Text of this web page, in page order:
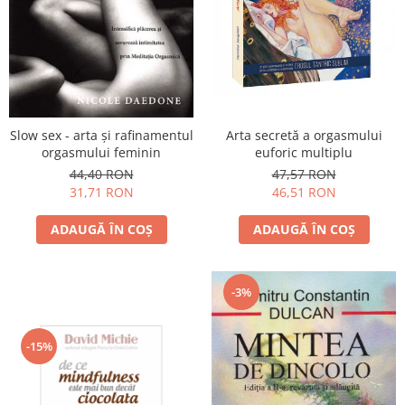
Astrologie
Știință
Seria Montauk
Seria Chico Xavier
Seria Helena Blavatsky
Sănătate
Non-dualitate
Alimentație
Creștinism
Slow sex - arta şi rafinamentul
orgasmului feminin
44,40 RON
31,71 RON
ADAUGĂ ÎN COȘ
Arta secretă a orgasmului
euforic multiplu
47,57 RON
46,51 RON
ADAUGĂ ÎN COȘ
-15%
-3%